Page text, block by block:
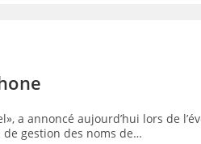
a annoncé aujourd’hui lors de
gestion des noms de…